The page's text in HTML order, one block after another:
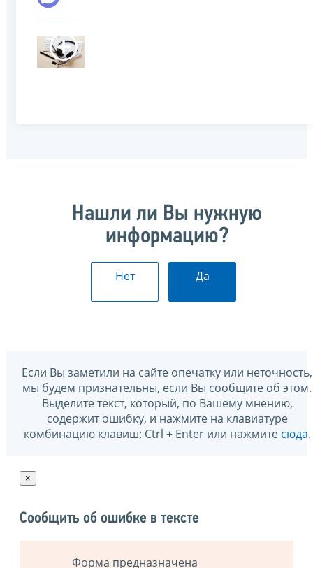
Нашли ли Вы нужную
информацию?
Нет Да
Если Вы заметили на сайте опечатку или неточность,
мы будем признательны, если Вы сообщите об этом.
Выделите текст, который, по Вашему мнению,
содержит ошибку, и нажмите на клавиатуре
комбинацию клавиш: Ctrl + Enter или нажмите сюда.
×
Сообщить об ошибке в тексте
Форма предназначена